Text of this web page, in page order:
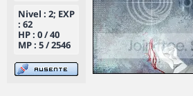
Nivel : 2; EXP
: 62
HP : 0 / 40
MP : 5 / 2546